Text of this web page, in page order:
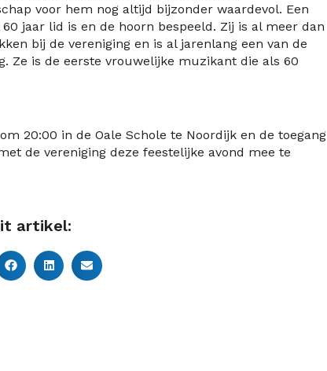
voor hem nog altijd bijzonder waardevol. Een
jaar lid is en de hoorn bespeeld. Zij is al meer dan
bij de vereniging en is al jarenlang een van de
Ze is de eerste vrouwelijke muzikant die als 60
20:00 in de Oale Schole te Noordijk en de toegang
de vereniging deze feestelijke avond mee te
artikel: